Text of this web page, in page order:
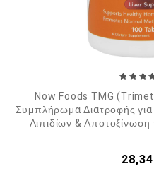
Now Foods TMG
Συμπλήρωμα Διατροφής
Λιπιδίων &
Τιμή